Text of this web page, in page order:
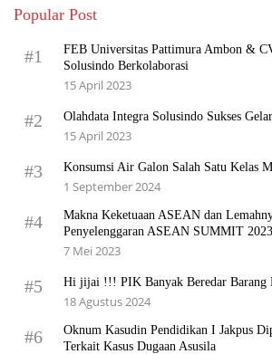
Popular Post
#1
FEB Universitas Pattimura Ambon &
Solusindo Berkolaborasi
15 April 2023
#2 Olahdata Integra Solusindo Sukses
15 April 2023
#3 Konsumsi Air Galon Salah Satu Kelas
1 September 2024
#4
Makna Keketuaan ASEAN dan
Penyelenggaran ASEAN SUMMIT 2023
7 Mei 2023
#5 Hi jijai !!! PIK Banyak Beredar Barang
18 Agustus 2024
#6
Oknum Kasudin Pendidikan I Jakpus
Terkait Kasus Dugaan Asusila